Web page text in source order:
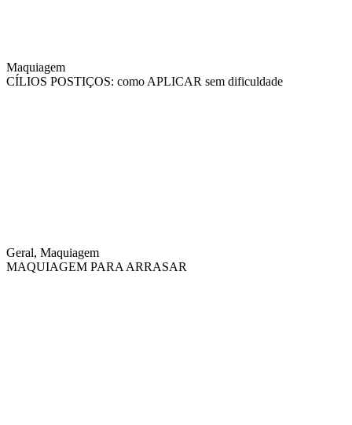
Maquiagem
CÍLIOS POSTIÇOS: como APLICAR sem dificuldade
Geral, Maquiagem
MAQUIAGEM PARA ARRASAR